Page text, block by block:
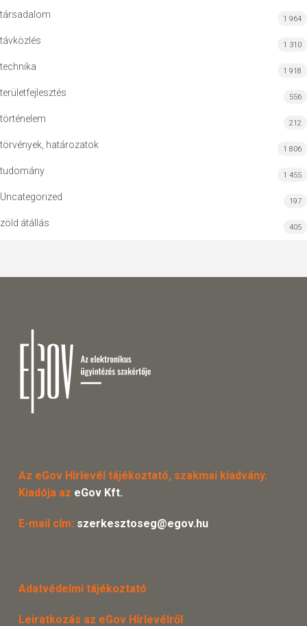
társadalom 1 964
távközlés 1 310
technika 1 918
területfejlesztés 556
történelem 212
törvények, határozatok 1 806
tudomány 1 455
Uncategorized 197
zöld átállás 405
Az eGov Hírlevél tájékoztató, szakmai kiadvány.
Kiadója az eGov Kft.
E-mail cím: szerkesztoseg@egov.hu
Adatvédelmi tájékoztató
Leiratkozás az eGov Hírlevélről